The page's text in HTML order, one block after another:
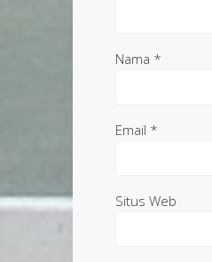
Nama *
Email *
Situs Web